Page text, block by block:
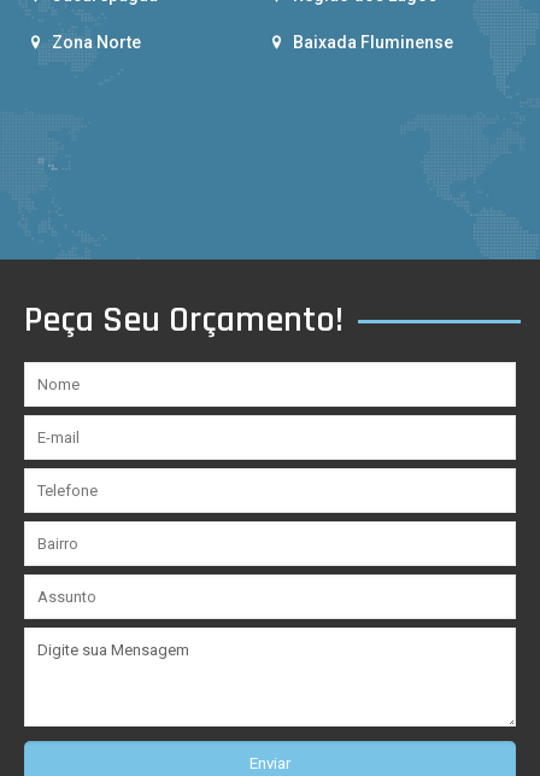
Zona Norte Baixada Fluminense
Peça Seu Orçamento!